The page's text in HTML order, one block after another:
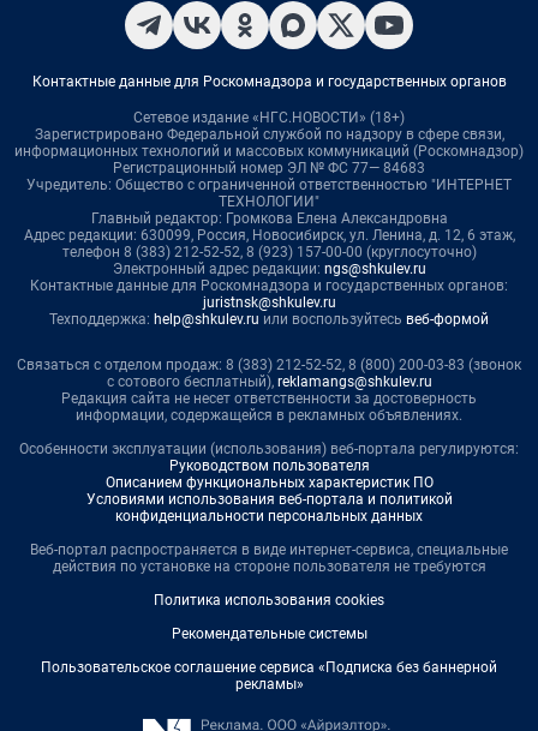
Контактные данные для Роскомнадзора и государственных органов
Сетевое издание «НГС.НОВОСТИ» (18+)
Зарегистрировано Федеральной службой по надзору в сфере связи,
информационных технологий и массовых коммуникаций (Роскомнадзор)
Регистрационный номер ЭЛ № ФС 77— 84683
Учредитель: Общество с ограниченной ответственностью "ИНТЕРНЕТ
ТЕХНОЛОГИИ"
Главный редактор: Громкова Елена Александровна
Адрес редакции: 630099, Россия, Новосибирск, ул. Ленина, д. 12, 6 этаж,
телефон 8 (383) 212-52-52, 8 (923) 157-00-00 (круглосуточно)
Электронный адрес редакции: ngs@shkulev.ru
Контактные данные для Роскомнадзора и государственных органов:
juristnsk@shkulev.ru
Техподдержка: help@shkulev.ru или воспользуйтесь веб-формой
Связаться с отделом продаж: 8 (383) 212-52-52, 8 (800) 200-03-83 (звонок
с сотового бесплатный), reklamangs@shkulev.ru
Редакция сайта не несет ответственности за достоверность
информации, содержащейся в рекламных объявлениях.
Особенности эксплуатации (использования) веб-портала регулируются:
Руководством пользователя
Описанием функциональных характеристик ПО
Условиями использования веб-портала и политикой
конфиденциальности персональных данных
Веб-портал распространяется в виде интернет-сервиса, специальные
действия по установке на стороне пользователя не требуются
Политика использования cookies
Рекомендательные системы
Пользовательское соглашение сервиса «Подписка без баннерной
рекламы»